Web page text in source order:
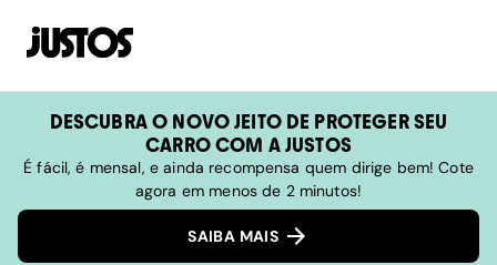
DESCUBRA O NOVO JEITO DE PROTEGER SEU
CARRO COM A JUSTOS
É fácil, é mensal, e ainda recompensa quem dirige bem! Cote
agora em menos de 2 minutos!
SAIBA MAIS